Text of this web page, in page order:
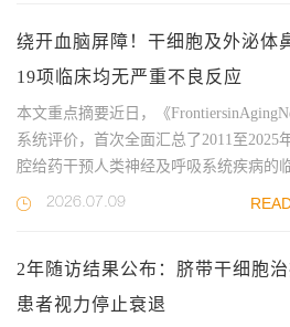
绕开血脑屏障！干细胞及外泌体
19项临床均无严重不良反应
本文重点摘要近日，《
系统评价，首次全面汇总了2011至2025
腔给药干预人类神经及呼吸系统疾病的
2026.07.09
2年随访结果公布：脐带干细胞
患者视力停止衰退